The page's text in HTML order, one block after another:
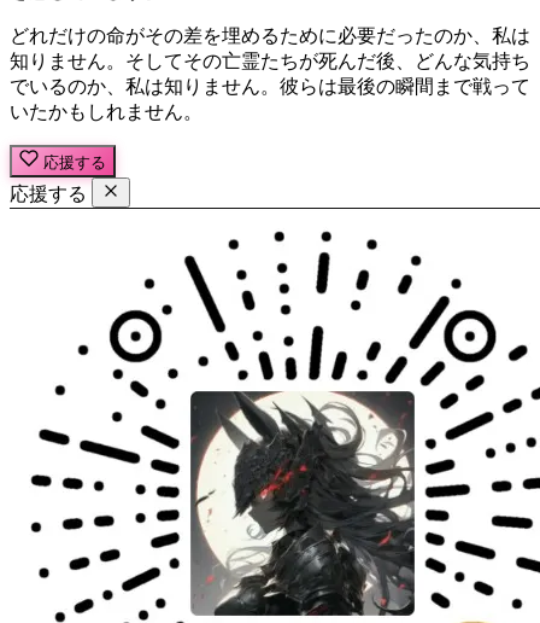
どれだけの命がその差を埋めるために必要だったのか、私は
知りません。そしてその亡霊たちが死んだ後、どんな気持ち
でいるのか、私は知りません。彼らは最後の瞬間まで戦って
いたかもしれません。
応援する
応援する